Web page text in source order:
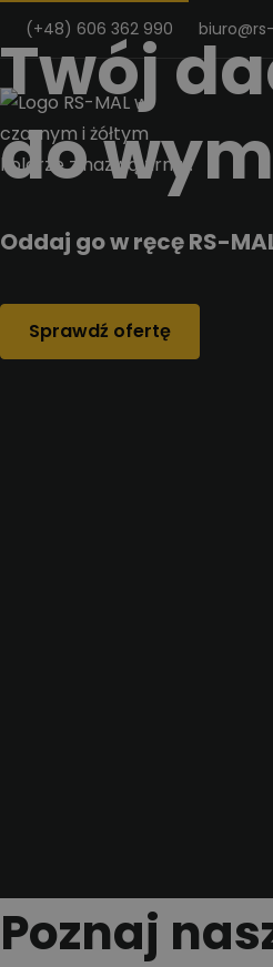
Przejdz do tresci
(+48) 606 362 990
Twój
do
Oddaj go w ręcę RS-
Sprawdź ofertę
Poznaj